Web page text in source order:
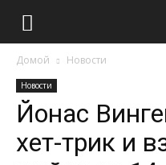
Домой Новости
Новости
Йонас
хет-трик и